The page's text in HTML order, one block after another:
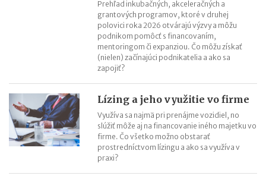
Prehľad inkubačných, akceleračných a
grantových programov, ktoré v druhej
polovici roka 2026 otvárajú výzvy a môžu
podnikom pomôcť s financovaním,
mentoringom či expanziou. Čo môžu získať
(nielen) začínajúci podnikatelia a ako sa
zapojiť?
Lízing a jeho využitie vo firme
Využíva sa najmä pri prenájme vozidiel, no
slúžiť môže aj na financovanie iného majetku vo
firme. Čo všetko možno obstarať
prostredníctvom lízingu a ako sa využíva v
praxi?